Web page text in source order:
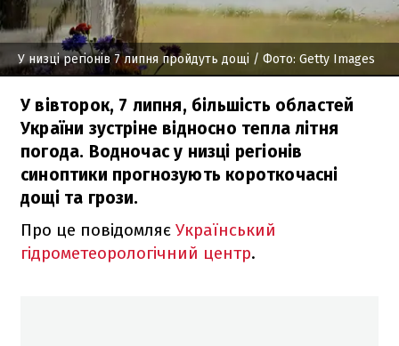
У низці регіонів 7 липня пройдуть дощі / Фото: Getty Images
У вівторок, 7 липня, більшість областей
України зустріне відносно тепла літня
погода. Водночас у низці регіонів
синоптики прогнозують короткочасні
дощі та грози.
Про це повідомляє Український
гідрометеорологічний центр.